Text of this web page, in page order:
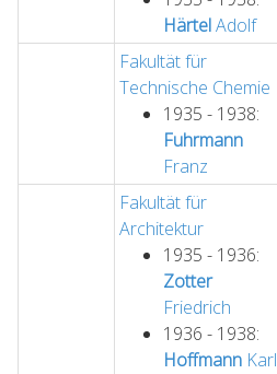
HärtelAdolf
Fakultät für
Technische Chemie
1935 - 1938:
Fuhrmann
Franz
Fakultät für
Architektur
1935 - 1936:
Zotter
Friedrich
1936 - 1938:
Hoffmann Karl